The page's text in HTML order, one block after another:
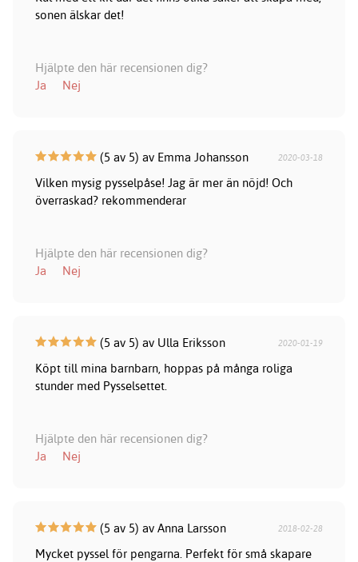
sonen älskar det!
Hjälpte den här recensionen dig?
Ja
Nej
(5 av 5) av Emma Johansson 2020-03-18
Vilken mysig pysselpåse! Jag är mer än nöjd! Och
överraskad? rekommenderar
Hjälpte den här recensionen dig?
Ja
Nej
(5 av 5) av Ulla Eriksson 2020-01-19
Köpt till mina barnbarn, hoppas på många roliga
stunder med Pysselsettet.
Hjälpte den här recensionen dig?
Ja
Nej
(5 av 5) av Anna Larsson 2018-02-28
Mycket pyssel för pengarna. Perfekt för små skapare